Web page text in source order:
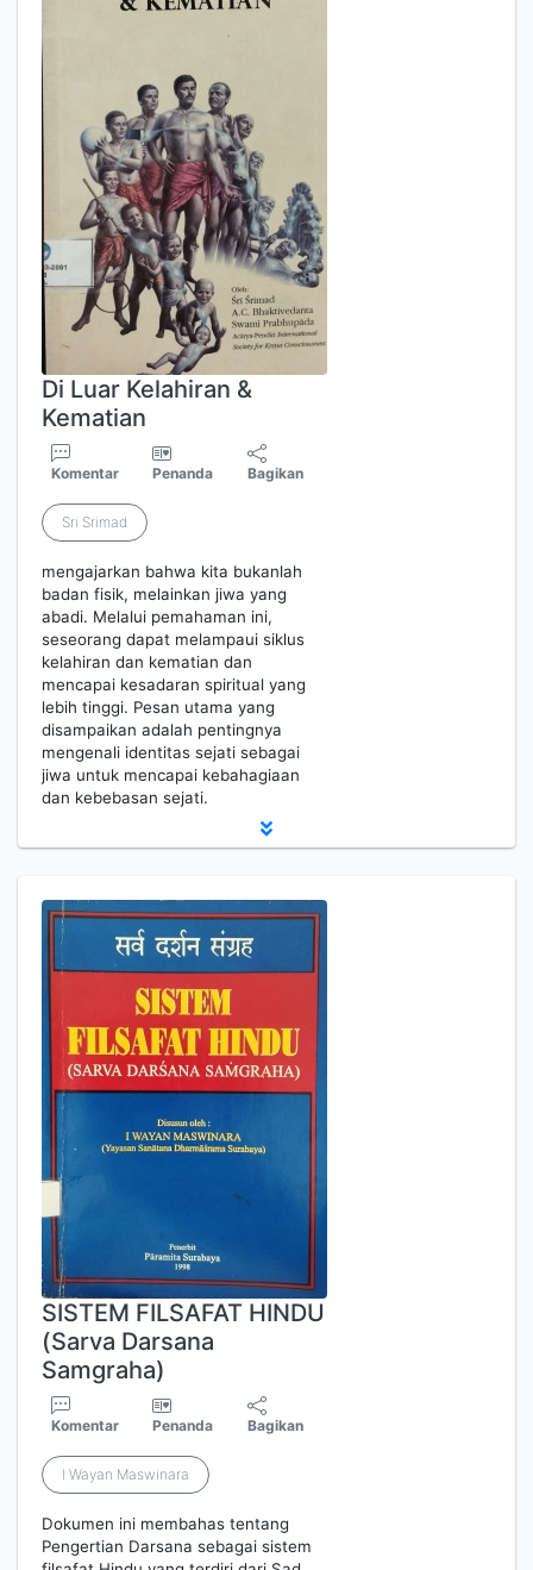
Di Luar Kelahiran &
Kematian
Komentar Penanda Bagikan
Sri Srimad
mengajarkan bahwa kita bukanlah
badan fisik, melainkan jiwa yang
abadi. Melalui pemahaman ini,
seseorang dapat melampaui siklus
kelahiran dan kematian dan
mencapai kesadaran spiritual yang
lebih tinggi. Pesan utama yang
disampaikan adalah pentingnya
mengenali identitas sejati sebagai
jiwa untuk mencapai kebahagiaan
dan kebebasan sejati.
SISTEM FILSAFAT HINDU
(Sarva Darsana
Samgraha)
Komentar Penanda Bagikan
I Wayan Maswinara
Dokumen ini membahas tentang
Pengertian Darsana sebagai sistem